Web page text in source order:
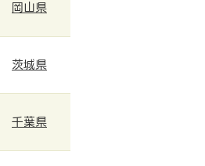
岡山県
茨城県
千葉県